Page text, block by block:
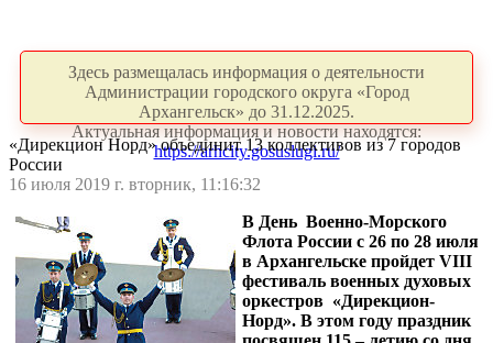
Здесь размещалась информация о деятельности
Администрации городского округа «Город
Архангельск» до 31.12.2025.
Актуальная информация и новости находятся:
https://arhcity.gosuslugi.ru/
«Дирекцион Норд» объединит 13 коллективов из 7 городов
России
16 июля 2019 г. вторник, 11:16:32
В День Военно-Морского
Флота России с 26 по 28 июля
в Архангельске пройдет VIII
фестиваль военных духовых
оркестров «Дирекцион-
Норд». В этом году праздник